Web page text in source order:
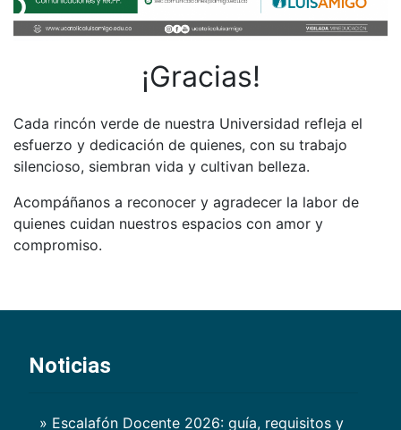
¡Gracias!
Cada rincón verde de nuestra Universidad refleja el
esfuerzo y dedicación de quienes, con su trabajo
silencioso, siembran vida y cultivan belleza.
Acompáñanos a reconocer y agradecer la labor de
quienes cuidan nuestros espacios con amor y
compromiso.
Noticias
» Escalafón Docente 2026: guía, requisitos y